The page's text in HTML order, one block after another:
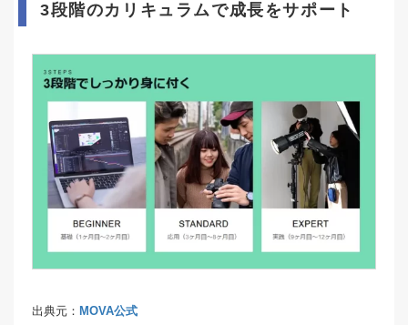
3段階のカリキュラムで成長をサポート
出典元： MOVA公式